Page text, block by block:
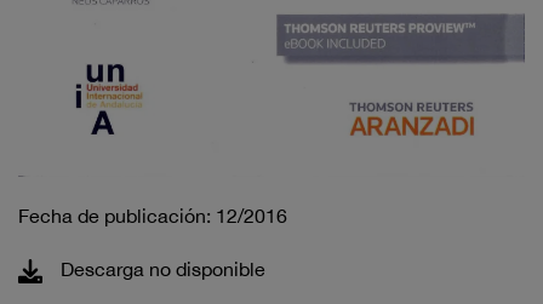
Fecha de publicación: 12/2016
Descarga no disponible